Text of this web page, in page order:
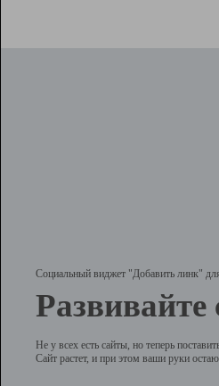
Социальный виджет "Добавить линк"
Не у всех есть сайты, но теперь
Сайт растет, и при этом ваши руки